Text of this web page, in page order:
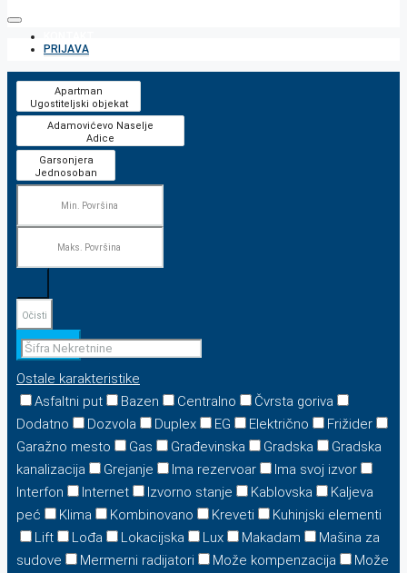
PRIJAVA
Očisti
Pretraga
Ostale karakteristike
Asfaltni put
Bazen Centralno
Čvrsta goriva
Dodatno
Dozvola Duplex EG Električno
Frižider
Garažno mesto
Gas Građevinska Gradska
Gradska
kanalizacija
Grejanje Ima rezervoar
Ima svoj izvor
Interfon
Internet Izvorno stanje Kablovska
Kaljeva
peć
Klima Kombinovano Kreveti
Kuhinjski elementi
Lift
Lođa Lokacijska Lux Makadam
Mašina za
sudove
Mermerni radijatori Može kompenzacija
Može